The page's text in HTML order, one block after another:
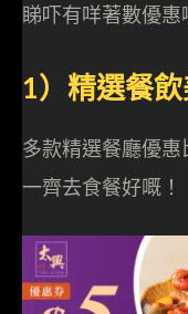
睇吓有咩著數優惠
1）精選餐飲
多款精選餐廳優惠
一齊去食餐好嘅！